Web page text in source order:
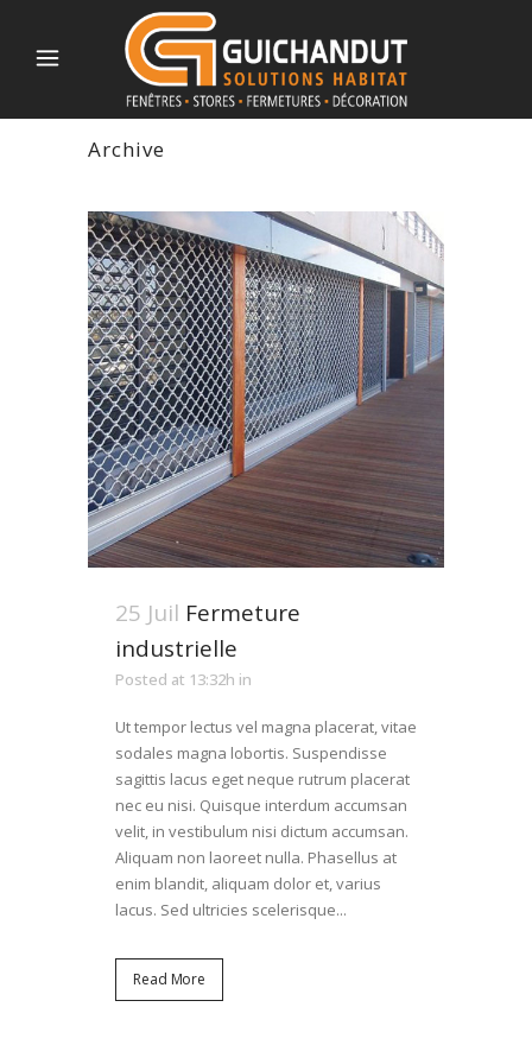
Archive
25 Juil Fermeture
industrielle
Posted at 13:32h in
Ut tempor lectus vel magna placerat, vitae
sodales magna lobortis. Suspendisse
sagittis lacus eget neque rutrum placerat
nec eu nisi. Quisque interdum accumsan
velit, in vestibulum nisi dictum accumsan.
Aliquam non laoreet nulla. Phasellus at
enim blandit, aliquam dolor et, varius
lacus. Sed ultricies scelerisque...
Read More